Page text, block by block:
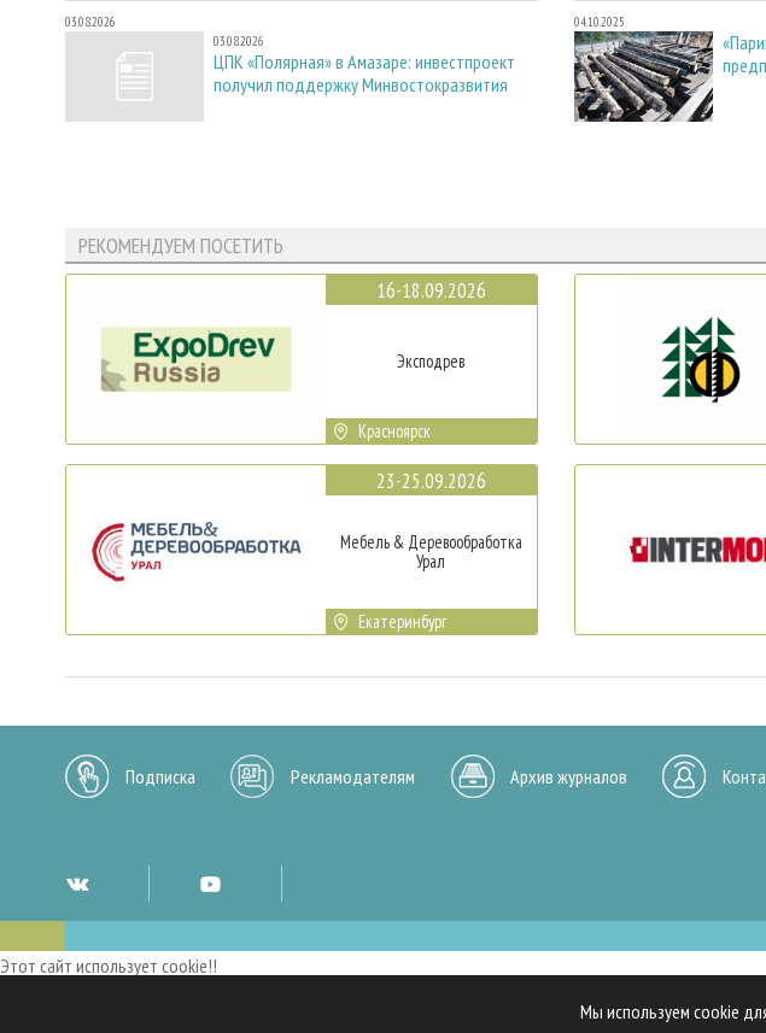
Мы используем cookie
03.08.2026
03.08.2026
ЦПК «Полярная» в Амазаре: инвестпроект
получил поддержку Минвостокразвития
04.10.2025
РЕКОМЕНДУЕМ ПОСЕТИТЬ
16-18.09.2026
Эксподрев
Красноярск
23-25.09.2026
Мебель & Деревообработка
Урал
Екатеринбург
Подписка Рекламодателям Архив журналов
Этот сайт использует cookie!!
Мы используем cookies и аналогичные технологии для улучшения работы нашего сайта, анализа